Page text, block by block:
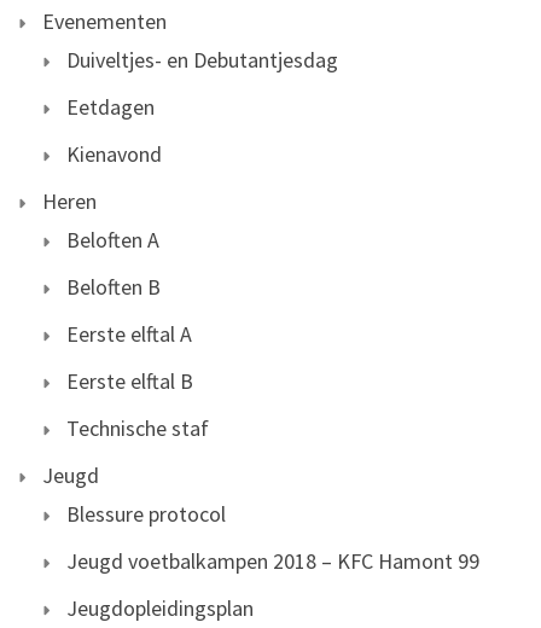
Evenementen
Duiveltjes- en Debutantjesdag
Eetdagen
Kienavond
Heren
Beloften A
Beloften B
Eerste elftal A
Eerste elftal B
Technische staf
Jeugd
Blessure protocol
Jeugd voetbalkampen 2018 – KFC Hamont 99
Jeugdopleidingsplan